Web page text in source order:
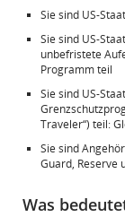
Sie sind US-
Sie sind US-
unbefristete
Programm teil
Sie sind US-
Traveler“) teil:
Sie sind
Guard, Reserve
Was